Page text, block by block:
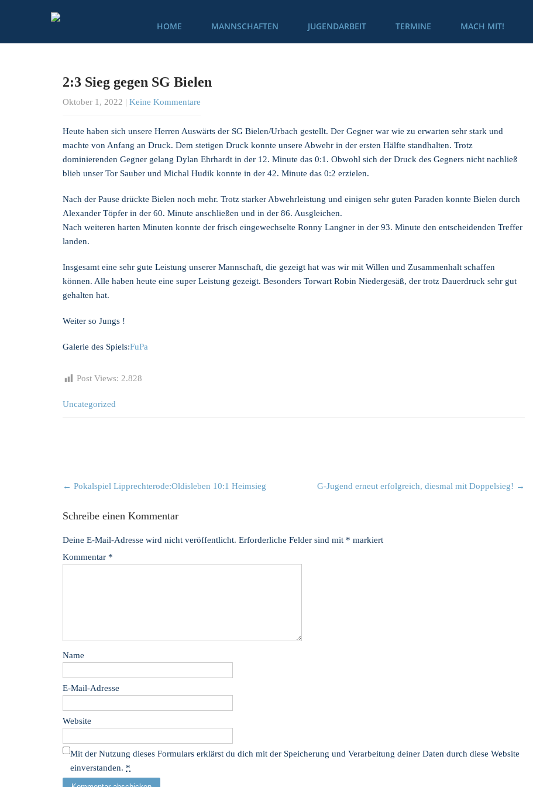
HOME MANNSCHAFTEN JUGENDARBEIT TERMINE MACH MIT!
2:3 Sieg gegen SG Bielen
Oktober 1, 2022 | Keine Kommentare
Heute haben sich unsere Herren Auswärts der SG Bielen/Urbach gestellt. Der Gegner war wie zu erwarten sehr stark und
machte von Anfang an Druck. Dem stetigen Druck konnte unsere Abwehr in der ersten Hälfte standhalten. Trotz
dominierenden Gegner gelang Dylan Ehrhardt in der 12. Minute das 0:1. Obwohl sich der Druck des Gegners nicht nachließ
blieb unser Tor Sauber und Michal Hudik konnte in der 42. Minute das 0:2 erzielen.
Nach der Pause drückte Bielen noch mehr. Trotz starker Abwehrleistung und einigen sehr guten Paraden konnte Bielen durch
Alexander Töpfer in der 60. Minute anschließen und in der 86. Ausgleichen.
Nach weiteren harten Minuten konnte der frisch eingewechselte Ronny Langner in der 93. Minute den entscheidenden Treffer
landen.
Insgesamt eine sehr gute Leistung unserer Mannschaft, die gezeigt hat was wir mit Willen und Zusammenhalt schaffen
können. Alle haben heute eine super Leistung gezeigt. Besonders Torwart Robin Niedergesäß, der trotz Dauerdruck sehr gut
gehalten hat.
Weiter so Jungs !
Galerie des Spiels:FuPa
Post Views: 2.828
Uncategorized
navigation
← Pokalspiel Lipprechterode:Oldisleben 10:1 Heimsieg G-Jugend erneut erfolgreich, diesmal mit Doppelsieg! →
Schreibe einen Kommentar
Deine E-Mail-Adresse wird nicht veröffentlicht. Erforderliche Felder sind mit * markiert
Kommentar *
Name
E-Mail-Adresse
Website
Mit der Nutzung dieses Formulars erklärst du dich mit der Speicherung und Verarbeitung deiner Daten durch diese Website
einverstanden. *